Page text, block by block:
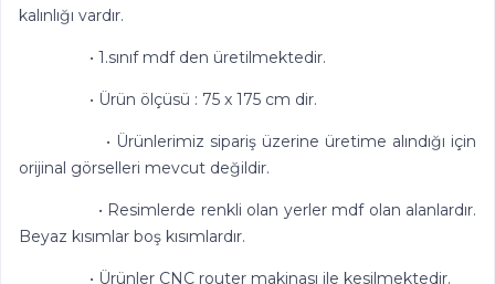
kalınlığı vardır.
• 1.sınıf mdf den üretilmektedir.
• Ürün ölçüsü : 75 x 175 cm dir.
• Ürünlerimiz sipariş üzerine üretime alındığı için
orijinal görselleri mevcut değildir.
• Resimlerde renkli olan yerler mdf olan alanlardır.
Beyaz kısımlar boş kısımlardır.
• Ürünler CNC router makinası ile kesilmektedir.